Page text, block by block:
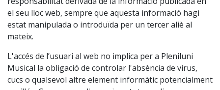
el seu lloc web, sempre que aquesta informació hagi
estat manipulada o introduïda per un tercer aliè al
mateix.
L'accés de l’usuari al web no implica per a Pleniluni
Musical la obligació de controlar l'absència de virus,
cucs o qualsevol altre element informàtic potencialment